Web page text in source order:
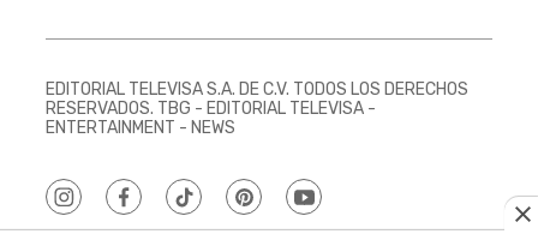
EDITORIAL TELEVISA S.A. DE C.V. TODOS LOS DERECHOS
RESERVADOS. TBG - EDITORIAL TELEVISA -
ENTERTAINMENT - NEWS
instagramfacebooktiktokpinterestyoutube